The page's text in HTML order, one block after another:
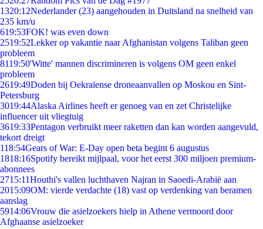
1320:12Nederlander (23) aangehouden in Duitsland na snelheid van
235 km/u
619:53FOK! was even down
2519:52Lekker op vakantie naar Afghanistan volgens Taliban geen
probleem
8119:50'Witte' mannen discrimineren is volgens OM geen enkel
probleem
2619:49Doden bij Oekraïense droneaanvallen op Moskou en Sint-
Petersburg
3019:44Alaska Airlines heeft er genoeg van en zet Christelijke
influencer uit vliegtuig
3619:33Pentagon verbruikt meer raketten dan kan worden aangevuld,
tekort dreigt
118:54Gears of War: E-Day open beta begint 6 augustus
1818:16Spotify bereikt mijlpaal, voor het eerst 300 miljoen premium-
abonnees
2715:11Houthi's vallen luchthaven Najran in Saoedi-Arabië aan
2015:09OM: vierde verdachte (18) vast op verdenking van beramen
aanslag
5914:06Vrouw die asielzoekers hielp in Athene vermoord door
Afghaanse asielzoeker